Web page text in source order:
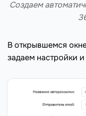
Создаем
В открывшемся
задаем настройки